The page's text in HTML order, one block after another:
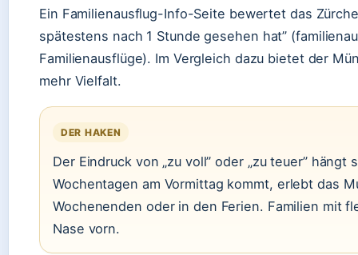
Ein Familienausflug-Info-Seite bewertet das
spätestens nach 1 Stunde gesehen hat”
Familienausflüge). Im Vergleich dazu bietet der
mehr Vielfalt.
DER HAKEN
Der Eindruck von „zu voll” oder „zu teuer”
Wochentagen am Vormittag kommt, erlebt das
Wochenenden oder in den Ferien. Familien mit
Nase vorn.